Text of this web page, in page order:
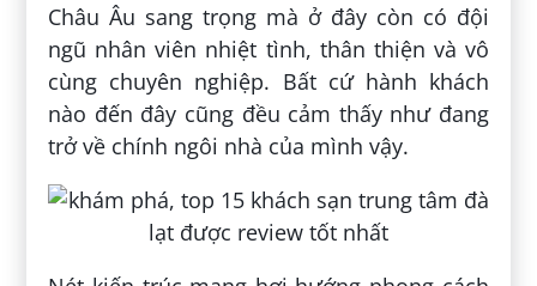
Châu Âu sang trọng mà ở đây còn có đội
ngũ nhân viên nhiệt tình, thân thiện và vô
cùng chuyên nghiệp. Bất cứ hành khách
nào đến đây cũng đều cảm thấy như đang
trở về chính ngôi nhà của mình vậy.